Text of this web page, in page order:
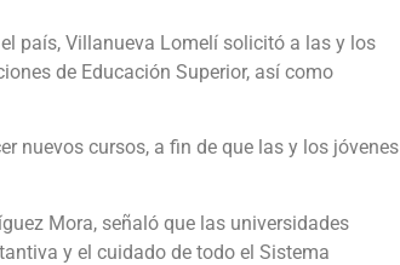
país, Villanueva Lomelí solicitó a las y los
de Educación Superior, así como
nuevos cursos, a fin de que las y los jóvenes
Mora, señaló que las universidades
y el cuidado de todo el Sistema